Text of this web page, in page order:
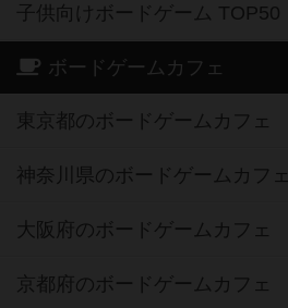
子供向けボードゲーム TOP50
ボードゲームカフェ
東京都のボードゲームカフェ
神奈川県のボードゲームカフェ
大阪府のボードゲームカフェ
京都府のボードゲームカフェ